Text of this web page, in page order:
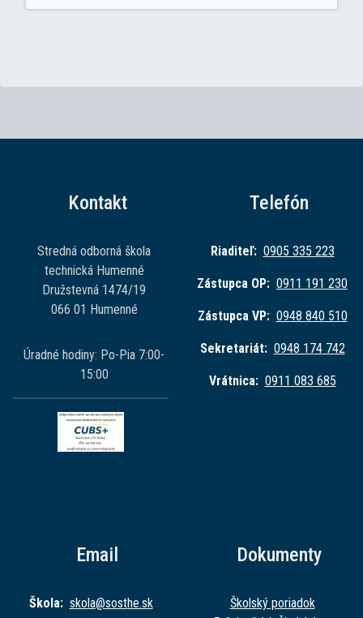
Kontakt
Stredná odborná škola
technická Humenné
Družstevná 1474/19
066 01 Humenné
Úradné hodiny: Po-Pia 7:00-
15:00
Telefón
Riaditeľ: 0905 335 223
Zástupca OP: 0911 191 230
Zástupca VP: 0948 840 510
Sekretariát: 0948 174 742
Vrátnica: 0911 083 685
Email
Škola: skola@sosthe.sk
Dokumenty
Školský poriadok